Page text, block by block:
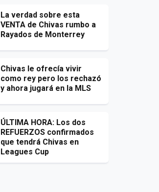
La verdad sobre esta
VENTA de Chivas rumbo a
Rayados de Monterrey
Chivas le ofrecía vivir
como rey pero los rechazó
y ahora jugará en la MLS
ÚLTIMA HORA: Los dos
REFUERZOS confirmados
que tendrá Chivas en
Leagues Cup